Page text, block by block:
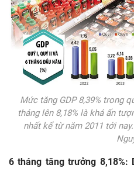
Mức tăng GDP 8,39% trong
tháng lên 8,18% là khá ấn
nhất kể từ năm 2011 tới
6 tháng tăng trưởng 8,18%: